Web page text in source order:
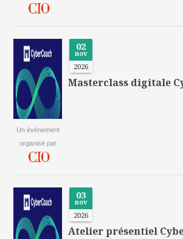
Un événement
organisé par
02
nov
2026
Masterclass digitale
03
nov
2026
Atelier présentiel